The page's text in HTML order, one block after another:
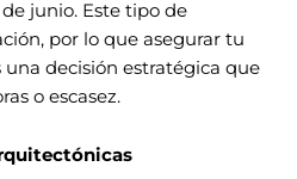
junio. Este tipo de
por lo que asegurar tu
decisión estratégica que
o escasez.